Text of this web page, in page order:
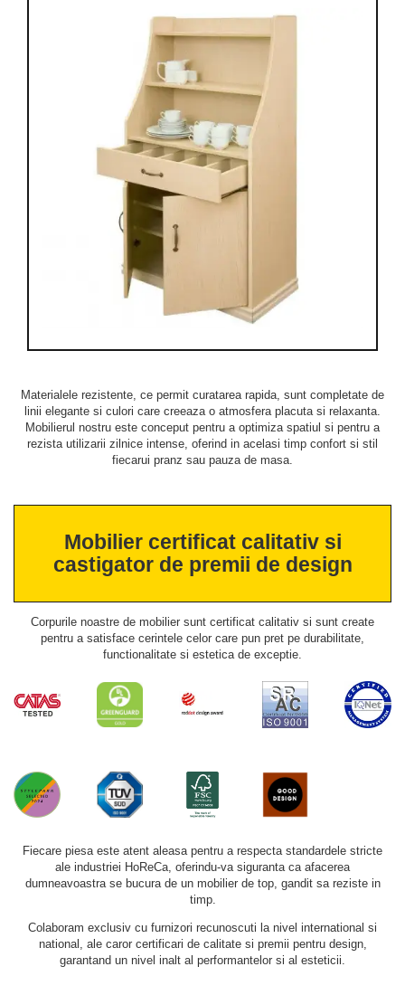
Materialele rezistente, ce permit curatarea rapida, sunt completate de
linii elegante si culori care creeaza o atmosfera placuta si relaxanta.
Mobilierul nostru este conceput pentru a optimiza spatiul si pentru a
rezista utilizarii zilnice intense, oferind in acelasi timp confort si stil
fiecarui pranz sau pauza de masa.
Mobilier certificat calitativ si
castigator de premii de design
Corpurile noastre de mobilier sunt certificat calitativ si sunt create
pentru a satisface cerintele celor care pun pret pe durabilitate,
functionalitate si estetica de exceptie.
Fiecare piesa este atent aleasa pentru a respecta standardele stricte
ale industriei HoReCa, oferindu-va siguranta ca afacerea
dumneavoastra se bucura de un mobilier de top, gandit sa reziste in
timp.
Colaboram exclusiv cu furnizori recunoscuti la nivel international si
national, ale caror certificari de calitate si premii pentru design,
garantand un nivel inalt al performantelor si al esteticii.